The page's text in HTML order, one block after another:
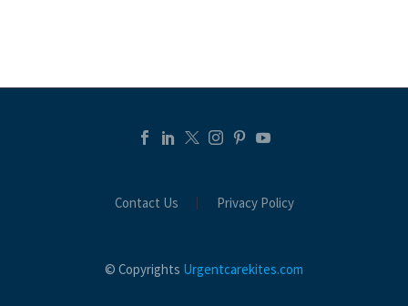
Contact Us Privacy Policy
© Copyrights Urgentcarekites.com